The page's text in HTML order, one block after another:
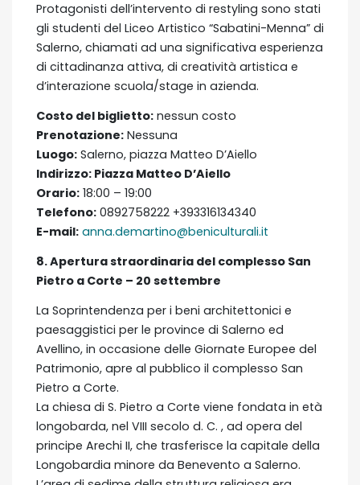
Protagonisti dell’intervento di restyling sono stati
gli studenti del Liceo Artistico “Sabatini-Menna” di
Salerno, chiamati ad una significativa esperienza
di cittadinanza attiva, di creatività artistica e
d’interazione scuola/stage in azienda.
Costo del biglietto: nessun costo
Prenotazione: Nessuna
Luogo: Salerno, piazza Matteo D’Aiello
Indirizzo: Piazza Matteo D’Aiello
Orario: 18:00 – 19:00
Telefono: 0892758222 +393316134340
E-mail: anna.demartino@beniculturali.it
8. Apertura straordinaria del complesso San
Pietro a Corte – 20 settembre
La Soprintendenza per i beni architettonici e
paesaggistici per le province di Salerno ed
Avellino, in occasione delle Giornate Europee del
Patrimonio, apre al pubblico il complesso San
Pietro a Corte.
La chiesa di S. Pietro a Corte viene fondata in età
longobarda, nel VIII secolo d. C. , ad opera del
principe Arechi II, che trasferisce la capitale della
Longobardia minore da Benevento a Salerno.